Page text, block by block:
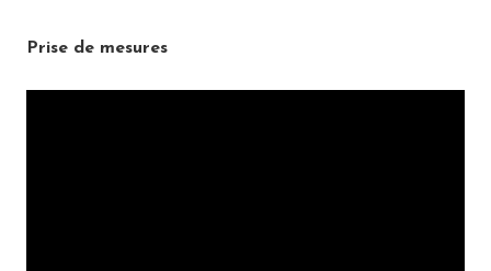
Prise de mesures